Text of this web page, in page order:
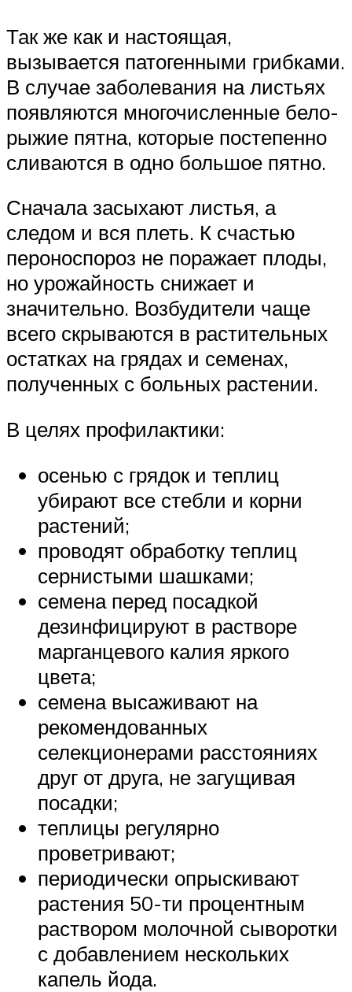
Так же как и настоящая,
вызывается патогенными грибками.
В случае заболевания на листьях
появляются многочисленные бело-
рыжие пятна, которые постепенно
сливаются в одно большое пятно.
Сначала засыхают листья, а
следом и вся плеть. К счастью
пероноспороз не поражает плоды,
но урожайность снижает и
значительно. Возбудители чаще
всего скрываются в растительных
остатках на грядах и семенах,
полученных с больных растении.
В целях профилактики:
осенью с грядок и теплиц
убирают все стебли и корни
растений;
проводят обработку теплиц
сернистыми шашками;
семена перед посадкой
дезинфицируют в растворе
марганцевого калия яркого
цвета;
семена высаживают на
рекомендованных
селекционерами расстояниях
друг от друга, не загущивая
посадки;
теплицы регулярно
проветривают;
периодически опрыскивают
растения 50-ти процентным
раствором молочной сыворотки
с добавлением нескольких
капель йода.